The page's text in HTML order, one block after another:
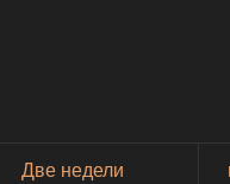
Две недели